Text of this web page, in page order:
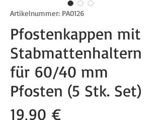
Artikelnummer: PA0126
Pfostenkappen mit
Stabmattenhaltern
für 60/40 mm
Pfosten (5 Stk. Set)
19,90 €Preis